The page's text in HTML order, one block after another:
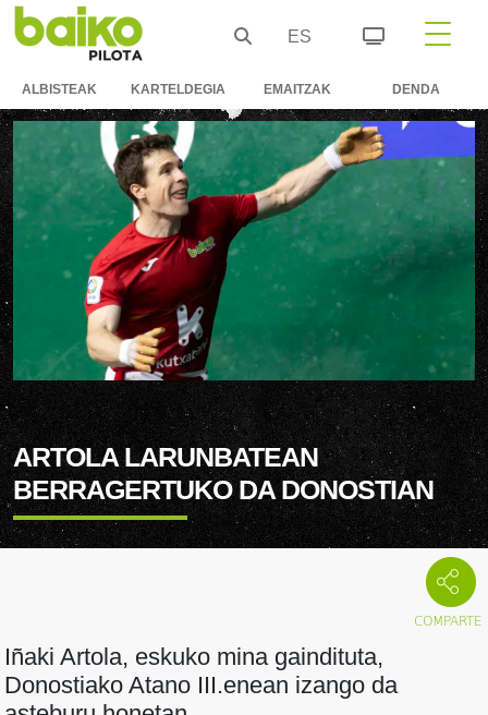
ES
ALBISTEAK KARTELDEGIA EMAITZAK DENDA
ARTOLA LARUNBATEAN
BERRAGERTUKO DA DONOSTIAN
Iñaki Artola, eskuko mina gaindituta,
Donostiako Atano III.enean izango da